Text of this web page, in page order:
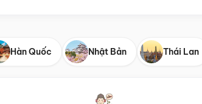
Hàn Quốc Nhật Bản Thái Lan